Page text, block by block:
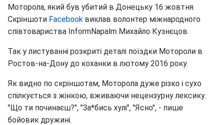
Моторола, який був убитий в Донецьку 16 жовтня.
Скріншоти Facebook виклав волонтер міжнародного
співтовариства InformNapalm Михайло Кузнєцов.
Так у листуванні розкриті деталі поїздки Мотороли в
Ростов-на-Дону до коханки в лютому 2016 року.
Як видно по скріншотам, Моторола дуже різко і сухо
спілкується з жінкою, вживаючи нецензурну лексику.
"Що ти починаєш?", "За*бись хулі", "Ясно", - пише
бойовик дружині.